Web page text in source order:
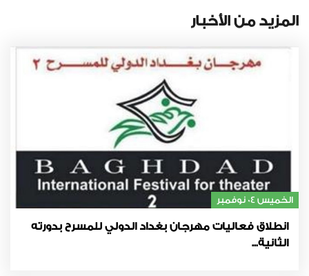
المزيد من الأخبار
الخميس 04 نوفمبر
انطلاق فعاليات مهرجان بغداد الدولي للمسرح بدورته
الثانية...